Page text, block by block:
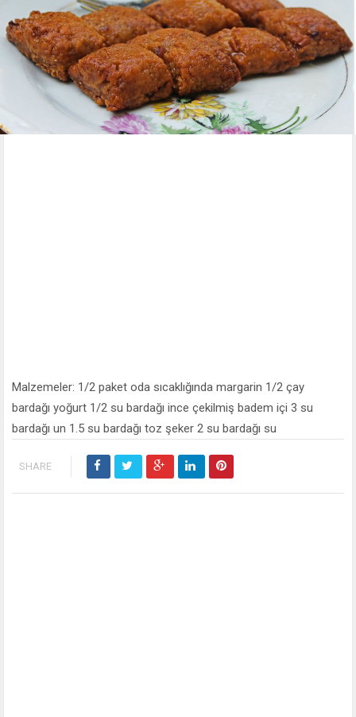
Malzemeler: 1/2 paket oda sıcaklığında margarin 1/2 çay
bardağı yoğurt 1/2 su bardağı ince çekilmiş badem içi 3 su
bardağı un 1.5 su bardağı toz şeker 2 su bardağı su
SHARE